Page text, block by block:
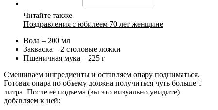
Читайте также:
Поздравления с юбилеем 70 лет женщине
Вода – 200 мл
Закваска – 2 столовые ложки
Пшеничная мука – 225 г
Смешиваем ингредиенты и оставляем опару подниматься.
Готовая опара по объему должна получиться чуть больше 1
литра. После её подъема (вы это визуально увидите)
добавляем к ней: